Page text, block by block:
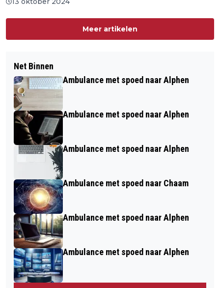
Meer artikelen
Net Binnen
Ambulance met spoed naar Alphen
Ambulance met spoed naar Alphen
Ambulance met spoed naar Alphen
Ambulance met spoed naar Chaam
Ambulance met spoed naar Alphen
Ambulance met spoed naar Alphen